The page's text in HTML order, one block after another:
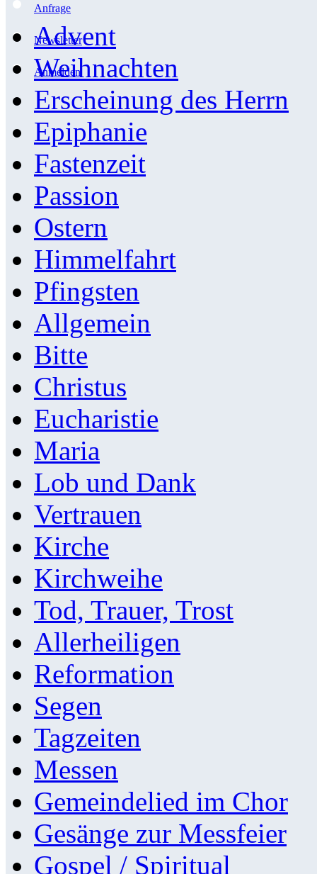
Anfrage
Newsletter
Anmelden
Advent
Weihnachten
Erscheinung des Herrn
Epiphanie
Fastenzeit
Passion
Ostern
Himmelfahrt
Pfingsten
Allgemein
Bitte
Christus
Eucharistie
Maria
Lob und Dank
Vertrauen
Kirche
Kirchweihe
Tod, Trauer, Trost
Allerheiligen
Reformation
Segen
Tagzeiten
Messen
Gemeindelied im Chor
Gesänge zur Messfeier
Gospel / Spiritual